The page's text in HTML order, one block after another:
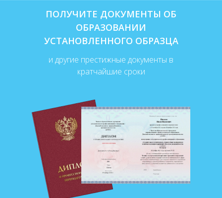
и другие престижные документы в
кратчайшие сроки
ПОЛУЧИТЕ ДОКУМЕНТЫ ОБ
ОБРАЗОВАНИИ
УСТАНОВЛЕННОГО ОБРАЗЦА